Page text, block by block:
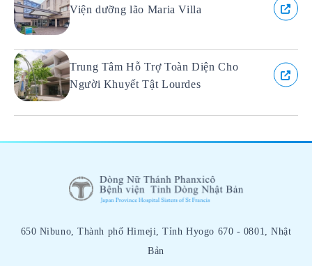
Viện dưỡng lão Maria Villa
Trung Tâm Hỗ Trợ Toàn Diện Cho
Người Khuyết Tật Lourdes
650 Nibuno, Thành phố Himeji,Tỉnh Hyogo 670 - 0801, Nhật
Bản